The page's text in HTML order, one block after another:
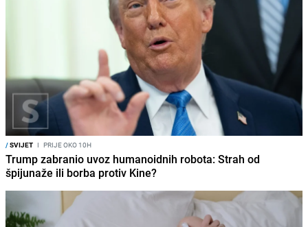
/SVIJET I PRIJE OKO 10H
Trump zabranio uvoz humanoidnih robota: Strah od
špijunaže ili borba protiv Kine?